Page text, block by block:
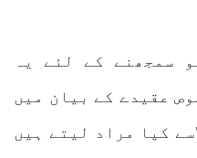
سمجھنے کے لئے یہ
عقیدے کے بیان میں
کیا مراد لیتے ہیں